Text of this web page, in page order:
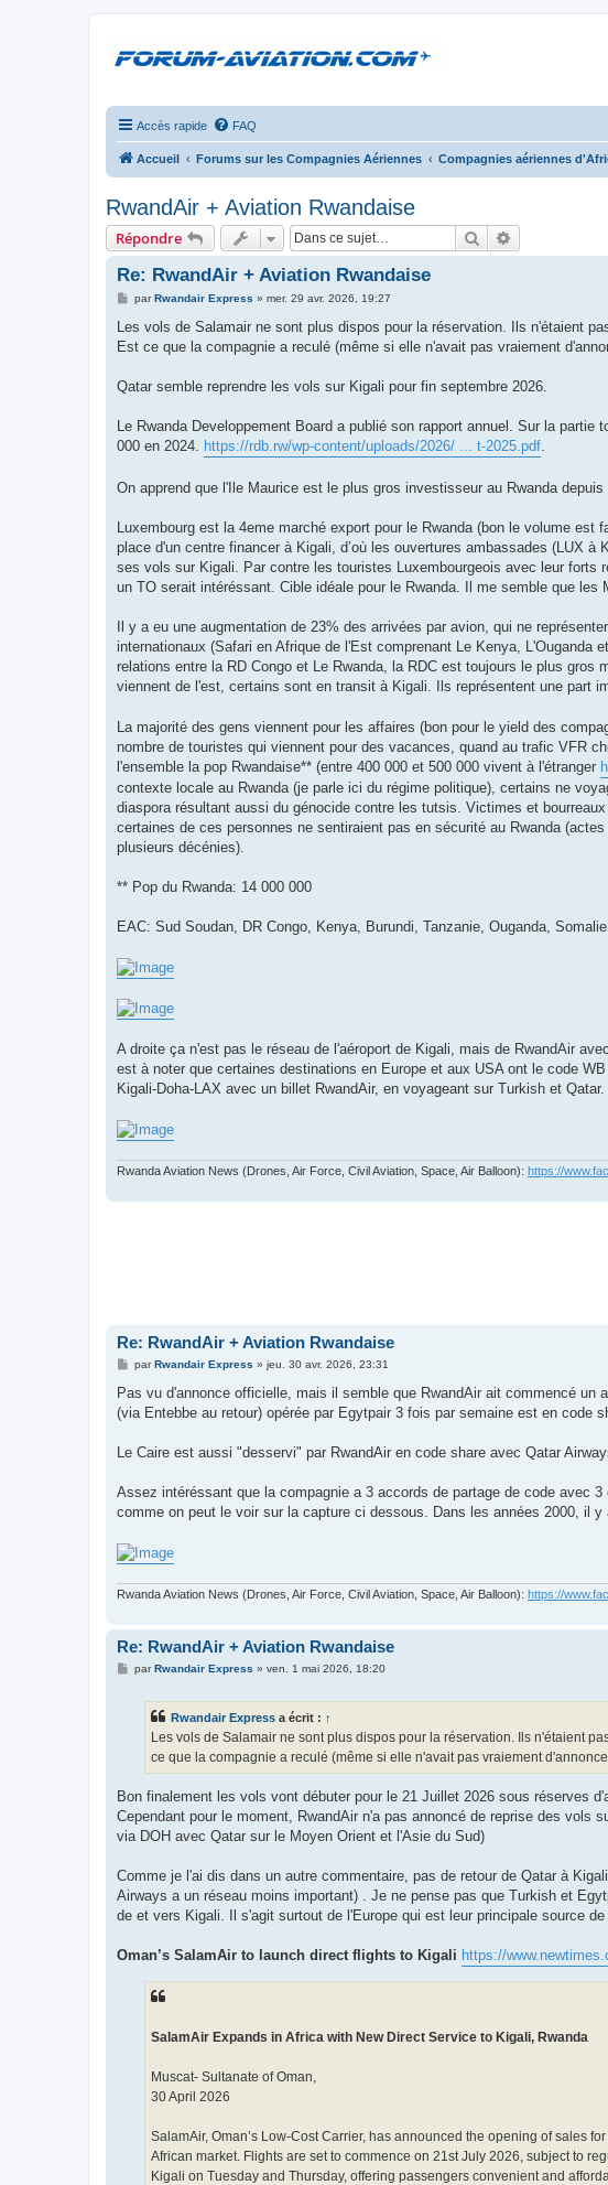
Accès rapide FAQ
Accueil Forums sur les Compagnies Aériennes Compagnies aériennes
RwandAir + Aviation Rwandaise
Répondre Rechercher
Re: RwandAir + Aviation Rwandaise
M
s
a
parRwandair Express » mer. 29 avr. 2026, 19:27
Les vols de Salamair ne sont plus dispos pour la réservation. Ils n'étaient
Est ce que la compagnie a reculé (même si elle n'avait pas vraiement
Qatar semble reprendre les vols sur Kigali pour fin septembre 2026.
Le Rwanda Developpement Board a publié son rapport annuel. Sur la
000 en 2024. https://rdb.rw/wp-content/uploads/2026/ ... t-2025.pdf.
On apprend que l'Ile Maurice est le plus gros investisseur au Rwanda
Luxembourg est la 4eme marché export pour le Rwanda (bon le volume
place d'un centre financer à Kigali, d’où les ouvertures ambassades (LUX
ses vols sur Kigali. Par contre les touristes Luxembourgeois avec leur forts
un TO serait intéréssant. Cible idéale pour le Rwanda. Il me semble que les
Il y a eu une augmentation de 23% des arrivées par avion, qui ne
internationaux (Safari en Afrique de l'Est comprenant Le Kenya, L'Ouganda
relations entre la RD Congo et Le Rwanda, la RDC est toujours le plus
viennent de l'est, certains sont en transit à Kigali. Ils représentent une part
La majorité des gens viennent pour les affaires (bon pour le yield des
nombre de touristes qui viennent pour des vacances, quand au trafic VFR
l'ensemble la pop Rwandaise** (entre 400 000 et 500 000 vivent à l'étranger
contexte locale au Rwanda (je parle ici du régime politique), certains ne
diaspora résultant aussi du génocide contre les tutsis. Victimes et
certaines de ces personnes ne sentiraient pas en sécurité au Rwanda
plusieurs décénies).
** Pop du Rwanda: 14 000 000
EAC: Sud Soudan, DR Congo, Kenya, Burundi, Tanzanie, Ouganda,
A droite ça n'est pas le réseau de l'aéroport de Kigali, mais de RwandAir
est à noter que certaines destinations en Europe et aux USA ont le code
Kigali-Doha-LAX avec un billet RwandAir, en voyageant sur Turkish et Qatar.
Rwanda Aviation News (Drones, Air Force, Civil Aviation, Space, Air Balloon): https://
Re: RwandAir + Aviation Rwandaise
M
s
a
parRwandair Express » jeu. 30 avr. 2026, 23:31
Pas vu d'annonce officielle, mais il semble que RwandAir ait commencé
(via Entebbe au retour) opérée par Egytpair 3 fois par semaine est en code
Le Caire est aussi "desservi" par RwandAir en code share avec Qatar
Assez intéréssant que la compagnie a 3 accords de partage de code avec
comme on peut le voir sur la capture ci dessous. Dans les années 2000, il
Rwanda Aviation News (Drones, Air Force, Civil Aviation, Space, Air Balloon): https://
Re: RwandAir + Aviation Rwandaise
MparRwandair Express » ven. 1 mai 2026, 18:20
Rwandair Express a écrit : ↑
Les vols de Salamair ne sont plus dispos pour la réservation. Ils n'étaient
ce que la compagnie a reculé (même si elle n'avait pas vraiement
Bon finalement les vols vont débuter pour le 21 Juillet 2026 sous réserves
Cependant pour le moment, RwandAir n'a pas annoncé de reprise des vols
via DOH avec Qatar sur le Moyen Orient et l'Asie du Sud)
Comme je l'ai dis dans un autre commentaire, pas de retour de Qatar à
Airways a un réseau moins important) . Je ne pense pas que Turkish et
de et vers Kigali. Il s'agit surtout de l'Europe qui est leur principale source
Oman’s SalamAir to launch direct flights to Kigali https://
SalamAir Expands in Africa with New Direct Service to Kigali, Rwanda
Muscat- Sultanate of Oman,
30 April 2026
SalamAir, Oman’s Low-Cost Carrier, has announced the opening of sales
African market. Flights are set to commence on 21st July 2026, subject to
Kigali on Tuesday and Thursday, offering passengers convenient and